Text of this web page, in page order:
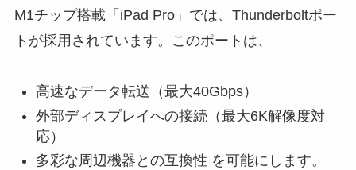
M1チップ搭載「iPad Pro」では、Thunderboltポー
トが採用されています。このポートは、
高速なデータ転送（最大40Gbps）
外部ディスプレイへの接続（最大6K解像度対
応）
多彩な周辺機器との互換性 を可能にします。